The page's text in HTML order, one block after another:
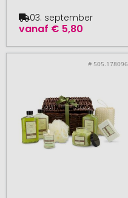
vanaf € 5,80
03. september
# 505.178096